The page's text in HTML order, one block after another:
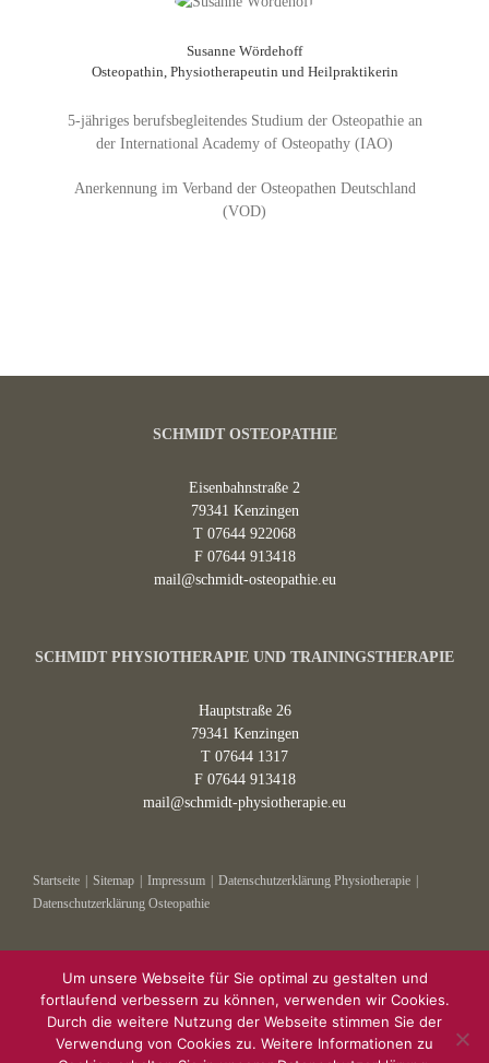
Susanne Wördehoff
Osteopathin, Physiotherapeutin und Heilpraktikerin
5-jähriges berufsbegleitendes Studium der Osteopathie an
der International Academy of Osteopathy (IAO)
Anerkennung im Verband der Osteopathen Deutschland
(VOD)
SCHMIDT OSTEOPATHIE
Eisenbahnstraße 2
79341 Kenzingen
T 07644 922068
F 07644 913418
mail@schmidt-osteopathie.eu
SCHMIDT PHYSIOTHERAPIE UND TRAININGSTHERAPIE
Hauptstraße 26
79341 Kenzingen
T 07644 1317
F 07644 913418
mail@schmidt-physiotherapie.eu
Startseite Sitemap Impressum
Datenschutzerklärung Physiotherapie
Datenschutzerklärung Osteopathie
Copyright 2023 - Gesundheit im Zentrum |Impressum|Datenschutz
Um unsere Webseite für Sie optimal zu gestalten und
fortlaufend verbessern zu können, verwenden wir Cookies.
Durch die weitere Nutzung der Webseite stimmen Sie der
Verwendung von Cookies zu. Weitere Informationen zu